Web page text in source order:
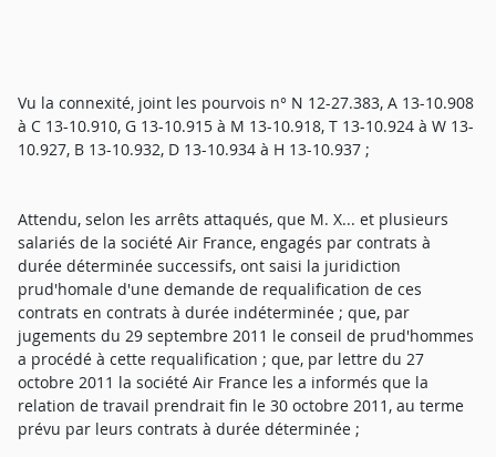
Vu la connexité, joint les pourvois n° N 12-27.383, A 13-10.908
à C 13-10.910, G 13-10.915 à M 13-10.918, T 13-10.924 à W 13-
10.927, B 13-10.932, D 13-10.934 à H 13-10.937 ;
Attendu, selon les arrêts attaqués, que M. X... et plusieurs
salariés de la société Air France, engagés par contrats à
durée déterminée successifs, ont saisi la juridiction
prud'homale d'une demande de requalification de ces
contrats en contrats à durée indéterminée ; que, par
jugements du 29 septembre 2011 le conseil de prud'hommes
a procédé à cette requalification ; que, par lettre du 27
octobre 2011 la société Air France les a informés que la
relation de travail prendrait fin le 30 octobre 2011, au terme
prévu par leurs contrats à durée déterminée ;